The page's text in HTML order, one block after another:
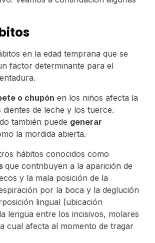
en la edad temprana que se
factor determinante para el
o chupón en los niños afecta la
de leche y los tuerce.
también puede generar
la mordida abierta.
hábitos conocidos como
que contribuyen a la aparición de
y la mala posición de la
por la boca y la deglución
lingual (ubicación
lengua entre los incisivos, molares
cual afecta al momento de tragar